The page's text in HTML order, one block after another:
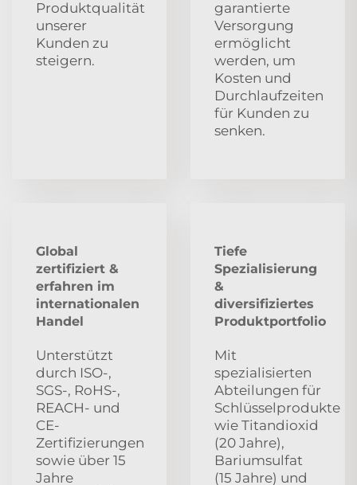
Produktqualität
unserer
Kunden zu
steigern.
garantierte
Versorgung
ermöglicht
werden, um
Kosten und
Durchlaufzeiten
für Kunden zu
senken.
Global
zertifiziert &
erfahren im
internationalen
Handel
Unterstützt
durch ISO-,
SGS-, RoHS-,
REACH- und
CE-
Zertifizierungen
sowie über 15
Jahre
Tiefe
Spezialisierung
&
diversifiziertes
Produktportfolio
Mit
spezialisierten
Abteilungen für
Schlüsselprodukte
wie Titandioxid
(20 Jahre),
Bariumsulfat
(15 Jahre) und